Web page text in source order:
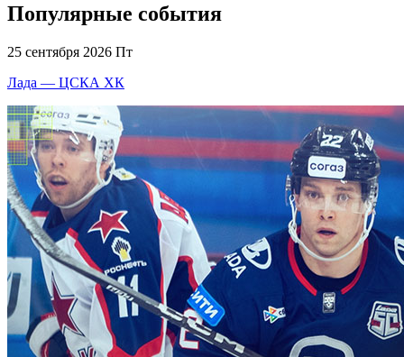
Популярные события
25 сентября 2026 Пт
Лада — ЦСКА ХК